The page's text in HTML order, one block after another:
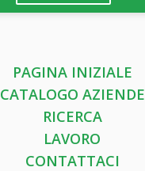
PAGINA INIZIALE
CATALOGO AZIENDE
RICERCA
LAVORO
CONTATTACI